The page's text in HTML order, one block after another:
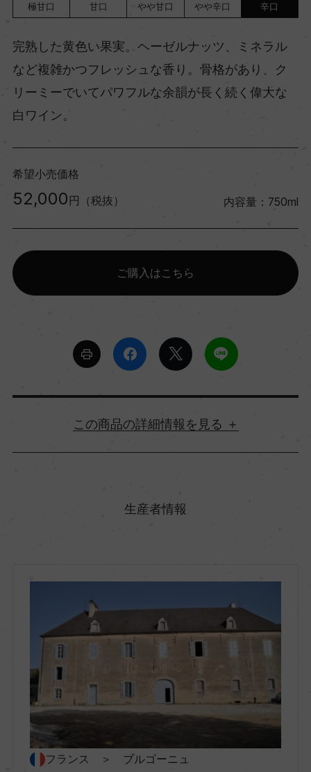
極甘口 甘口 やや甘口 やや辛口 辛口
完熟した黄色い果実。ヘーゼルナッツ、ミネラル
など複雑かつフレッシュな香り。骨格があり、ク
リーミーでいてパワフルな余韻が長く続く偉大な
白ワイン。
希望小売価格
52,000 円（税抜） 内容量：750ml
ご購入はこちら
詳細情報
コート・ド・ボーヌ
種類
生産者情報
フランス ＞ ブルゴーニュ